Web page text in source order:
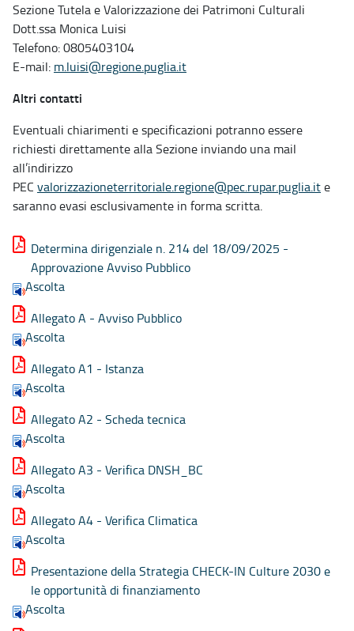
Sezione Tutela e Valorizzazione dei Patrimoni Culturali
Dott.ssa Monica Luisi
Telefono: 0805403104
E-mail: m.luisi@regione.puglia.it
Altri contatti
Eventuali chiarimenti e specificazioni potranno essere
richiesti direttamente alla Sezione inviando una mail
all’indirizzo
PEC valorizzazioneterritoriale.regione@pec.rupar.puglia.ite
saranno evasi esclusivamente in forma scritta.
Determina dirigenziale n. 214 del 18/09/2025 -
Approvazione Avviso Pubblico
Ascolta
Allegato A - Avviso Pubblico
Ascolta
Allegato A1 - Istanza
Ascolta
Allegato A2 - Scheda tecnica
Ascolta
Allegato A3 - Verifica DNSH_BC
Ascolta
Allegato A4 - Verifica Climatica
Ascolta
Presentazione della Strategia CHECK-IN Culture 2030 e
le opportunità di finanziamento
Ascolta